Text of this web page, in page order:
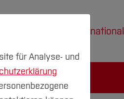
International
für Analyse- und